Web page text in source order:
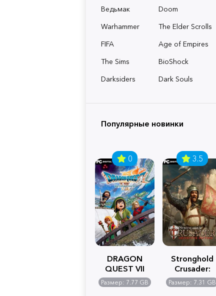
Ведьмак
Doom
Warhammer
The Elder Scrolls
FIFA
Age of Empires
The Sims
BioShock
Darksiders
Dark Souls
Популярные новинки
0
DRAGON
QUEST VII
Reimagined
Размер: 7.77 GB
3.5
Stronghold
Crusader:
Definitive
Edition
Размер: 7.31 GB